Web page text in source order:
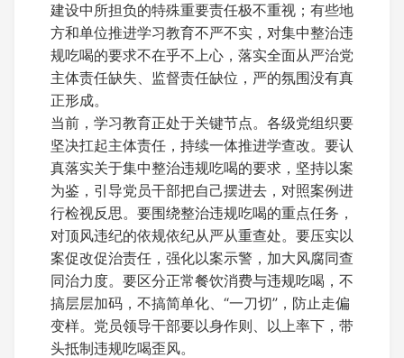
建设中所担负的特殊重要责任极不重视；有些地
方和单位推进学习教育不严不实，对集中整治违
规吃喝的要求不在乎不上心，落实全面从严治党
主体责任缺失、监督责任缺位，严的氛围没有真
正形成。
当前，学习教育正处于关键节点。各级党组织要
坚决扛起主体责任，持续一体推进学查改。要认
真落实关于集中整治违规吃喝的要求，坚持以案
为鉴，引导党员干部把自己摆进去，对照案例进
行检视反思。要围绕整治违规吃喝的重点任务，
对顶风违纪的依规依纪从严从重查处。要压实以
案促改促治责任，强化以案示警，加大风腐同查
同治力度。要区分正常餐饮消费与违规吃喝，不
搞层层加码，不搞简单化、“一刀切”，防止走偏
变样。党员领导干部要以身作则、以上率下，带
头抵制违规吃喝歪风。